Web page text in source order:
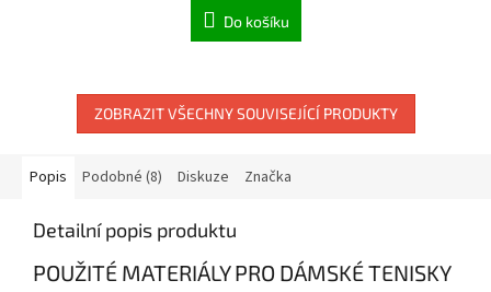
Do košíku
ZOBRAZIT VŠECHNY SOUVISEJÍCÍ PRODUKTY
Popis Podobné (8) Diskuze Značka
Detailní popis produktu
POUŽITÉ MATERIÁLY PRO DÁMSKÉ TENISKY